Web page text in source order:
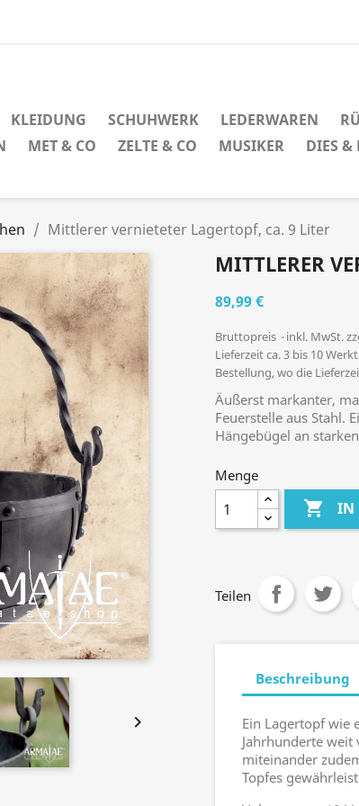
KLEIDUNG SCHUHWERK LEDERWAREN
MET & CO ZELTE & CO MUSIKER DIES &
Mittlerer vernieteter Lagertopf, ca. 9 Liter

MITTLERER
89,99 €
Bruttopreis inkl. MwSt.
Lieferzeit ca. 3 bis 10
Bestellung, wo die
Äußerst markanter,
Feuerstelle aus Stahl.
Hängebügel an
Menge
 IN
Teilen
Beschreibung
Ein Lagertopf wie
Jahrhunderte
miteinander
Topfes